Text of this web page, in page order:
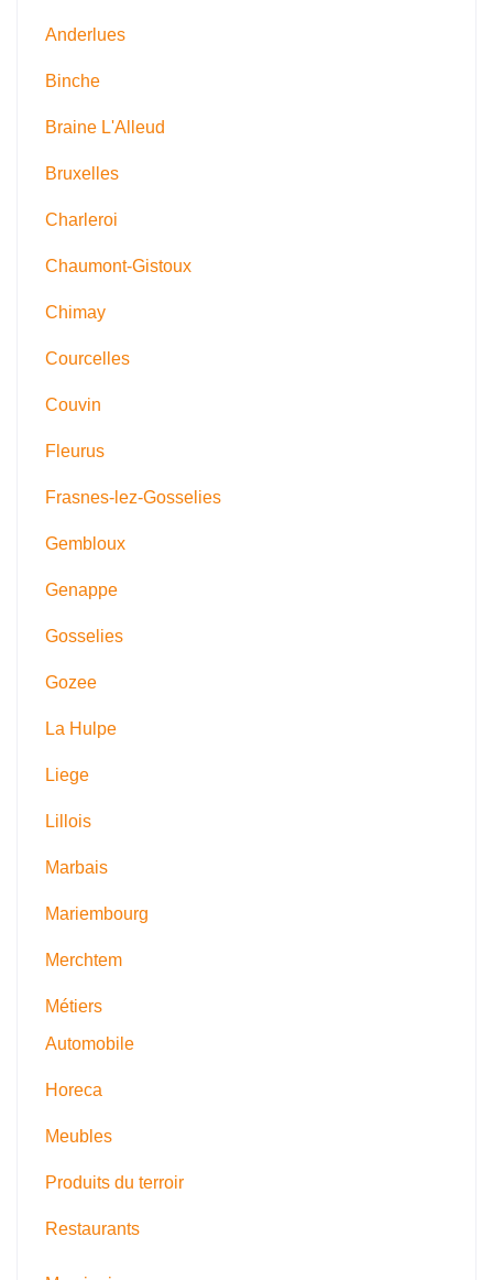
Anderlues
Binche
Braine L'Alleud
Bruxelles
Charleroi
Chaumont-Gistoux
Chimay
Courcelles
Couvin
Fleurus
Frasnes-lez-Gosselies
Gembloux
Genappe
Gosselies
Gozee
La Hulpe
Liege
Lillois
Marbais
Mariembourg
Merchtem
Métiers
Automobile
Horeca
Meubles
Produits du terroir
Restaurants